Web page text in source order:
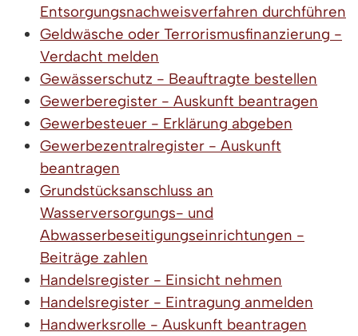
Entsorgungsnachweisverfahren durchführen
Geldwäsche oder Terrorismusfinanzierung -
Verdacht melden
Gewässerschutz - Beauftragte bestellen
Gewerberegister - Auskunft beantragen
Gewerbesteuer - Erklärung abgeben
Gewerbezentralregister - Auskunft
beantragen
Grundstücksanschluss an
Wasserversorgungs- und
Abwasserbeseitigungseinrichtungen -
Beiträge zahlen
Handelsregister - Einsicht nehmen
Handelsregister - Eintragung anmelden
Handwerksrolle - Auskunft beantragen